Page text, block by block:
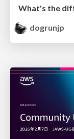
dogrunjp